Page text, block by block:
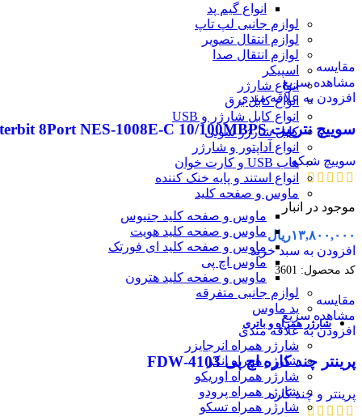
انواع گیم پد
لوازم جانبی لپ تاپ
لوازم انتقال تصویر
لوازم انتقال صدا
اسپیکر
انواع شارژر
انواع کابل برق
انواع کابل شارژر و USB
کابل شارژر سونی
انواع آداپتور و شارژر
هاب USB و کارت خوان
انواع استند و پایه خنک کننده
ماوس و صفحه کلید
ماوس و صفحه کلید جنیوس
ماوس و صفحه کلید هویت
ماوس و صفحه کلید ای فورتک
ماوس اچ پی
ماوس و صفحه کلید هترون
لوازم جانبی متفرقه
پد ماوس
شارژر همراه و باتری
شارژر همراه انرجایزر
شارژر همراه انکر
شارژر همراه اوریکو
شارژر همراه پرودو
شارژر همراه تسکو
مقایسه
مشاهده سریع
افزودن به علاقه مندی
سوییچ نتربیت Neterbit 8Port NES-1008E-C 10/100MBPS هشت پورت
سوییچ شبکه
موجود در انبار
۱۳,۸۰۰,۰۰۰ریال
افزودن به سبد خرید
کد محصول: 3601
مقایسه
مشاهده سریع
افزودن به علاقه مندی
پرینتر چند کاره اچ پی 4103-FDW
پرینتر و چند کاره